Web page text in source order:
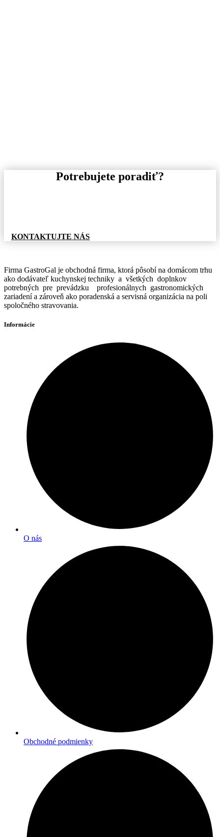
Potrebujete poradiť?
KONTAKTUJTE NÁS
Firma GastroGal je obchodná firma, ktorá pôsobí na domácom trhu
ako dodávateľ kuchynskej techniky a všetkých doplnkov
potrebných pre prevádzku profesionálnych gastronomických
zariadení a zároveň ako poradenská a servisná organizácia na poli
spoločného stravovania.
Informácie
O nás
Obchodné podmienky